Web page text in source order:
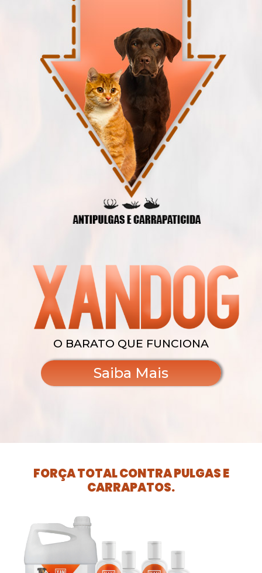
O BARATO QUE FUNCIONA
Saiba Mais
FORÇA TOTAL CONTRA PULGAS E
CARRAPATOS.